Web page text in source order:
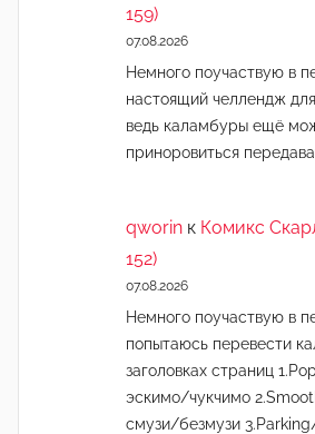
159)
07.08.2026
Немного поучаствую в
настоящий челлендж
ведь каламбуры ещё
приноровиться
qworin к Комикс
152)
07.08.2026
Немного поучаствую в
попытаюсь перевести
заголовках страниц
эскимо/чукчимо
смузи/безмузи